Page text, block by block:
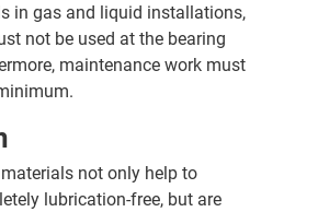
in gas and liquid installations,
not be used at the bearing
maintenance work must
not only help to
lubrication-free, but are